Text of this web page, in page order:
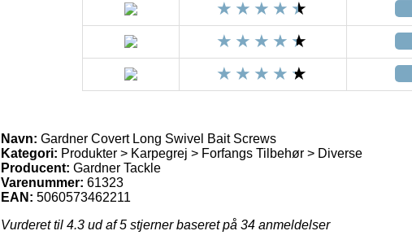
Navn: Gardner Covert Long Swivel Bait Screws
Kategori: Produkter > Karpegrej > Forfangs Tilbehør > Diverse
Producent: Gardner Tackle
Varenummer: 61323
EAN: 5060573462211
Vurderet til 4.3 ud af 5 stjerner baseret på 34 anmeldelser